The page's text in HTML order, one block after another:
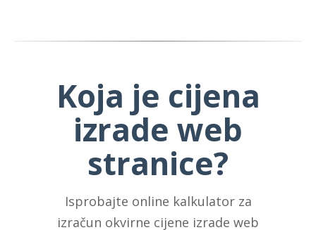
Koja je cijena
izrade web
stranice?
Isprobajte online kalkulator za
izračun okvirne cijene izrade web